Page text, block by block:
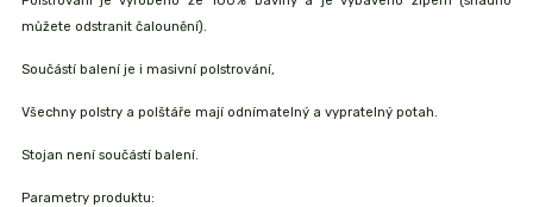
můžete odstranit čalounění).
Součástí balení je i masivní polstrování,
Všechny polstry a polštáře mají odnímatelný a vypratelný potah.
Stojan není součástí balení.
Parametry produktu: